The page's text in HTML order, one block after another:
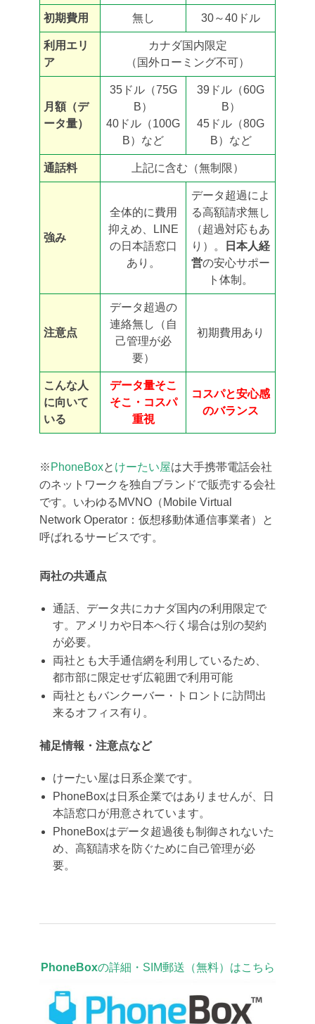
初期費用 無し 30～40ドル
利用エリ
ア
カナダ国内限定
（国外ローミング不可）
月額（デ
ータ量）
35ドル（75G
B）
40ドル（100G
B）など
39ドル（60G
B）
45ドル（80G
B）など
通話料 上記に含む（無制限）
強み
全体的に費用
抑えめ、LINE
の日本語窓口
あり。
データ超過によ
る高額請求無し
（超過対応もあ
り）。
日本人経
営の安心サポー
ト体制。
注意点
データ超過の
連絡無し（自
己管理が必
要）
初期費用あり
こんな人
に向いて
いる
データ量そこ
そこ・コスパ
重視
コスパと安心感
のバランス
※ PhoneBoxと けーたい屋は大手携帯電話会社
のネットワークを独自ブランドで販売する会社
です。いわゆるMVNO（Mobile Virtual
Network Operator：仮想移動体通信事業者）と
呼ばれるサービスです。
両社の共通点
通話、データ共にカナダ国内の利用限定で
す。アメリカや日本へ行く場合は別の契約
が必要。
両社とも大手通信網を利用しているため、
都市部に限定せず広範囲で利用可能
両社ともバンクーバー・トロントに訪問出
来るオフィス有り。
補足情報・注意点など
けーたい屋は日系企業です。
PhoneBoxは日系企業ではありませんが、日
本語窓口が用意されています。
PhoneBoxはデータ超過後も制御されないた
め、高額請求を防ぐために自己管理が必
要。
PhoneBoxの詳細・SIM郵送（無料）はこちら